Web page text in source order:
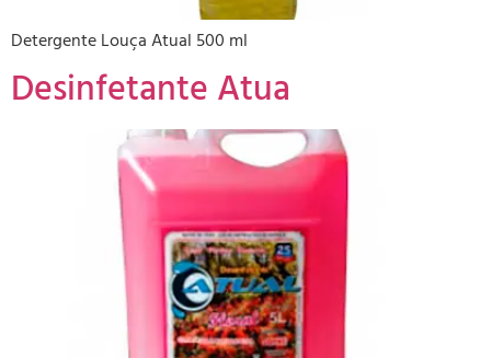
Detergente Louça Atual 500 ml
Desinfetante Atua